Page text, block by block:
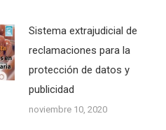
Sistema extrajudicial de
reclamaciones para la
protección de datos y
publicidad
noviembre 10, 2020